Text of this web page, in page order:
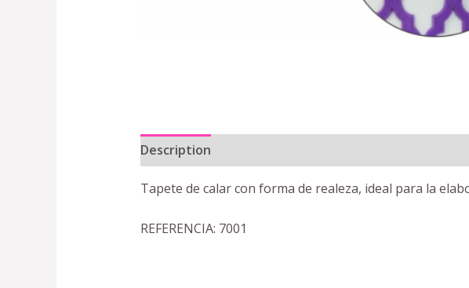
Description
Tapete de calar con forma de realeza, ideal para la
REFERENCIA: 7001